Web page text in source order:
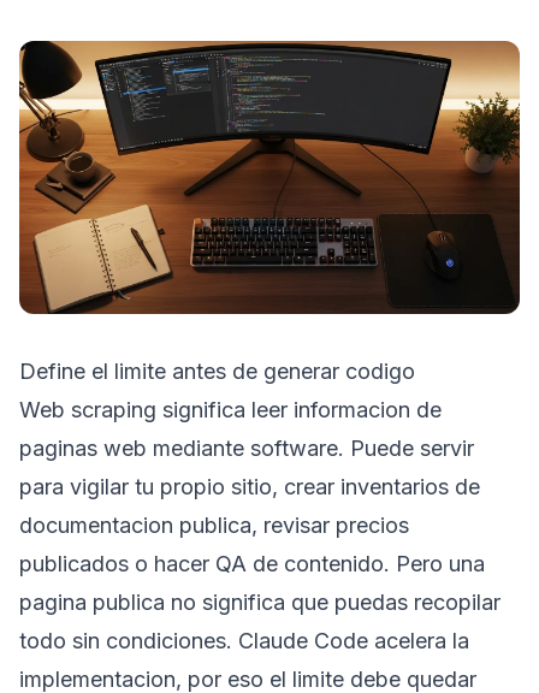
Define el limite antes de generar codigo
Web scraping significa leer informacion de
paginas web mediante software. Puede servir
para vigilar tu propio sitio, crear inventarios de
documentacion publica, revisar precios
publicados o hacer QA de contenido. Pero una
pagina publica no significa que puedas recopilar
todo sin condiciones. Claude Code acelera la
implementacion, por eso el limite debe quedar